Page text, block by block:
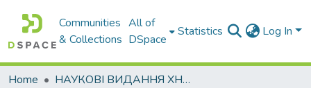
Communities
& Collections
All of
DSpace
Statistics Log In
Home
НАУКОВІ ВИДАННЯ ХНАДУ